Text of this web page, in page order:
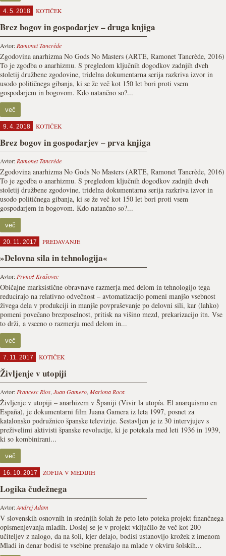
4. 5. 2018 KOTIČEK
Brez bogov in gospodarjev – druga knjiga
Avtor: Ramonet Tancrède
Zgodovina anarhizma No Gods No Masters (ARTE, Ramonet Tancrède, 2016)
To je zgodba o anarhizmu. S pregledom ključnih dogodkov zadnjih dveh
stoletij družbene zgodovine, tridelna dokumentarna serija razkriva izvor in
usodo političnega gibanja, ki se že več kot 150 let bori proti vsem
gospodarjem in bogovom. Kdo natančno so?...
več
9. 4. 2018 KOTIČEK
Brez bogov in gospodarjev – prva knjiga
Avtor: Ramonet Tancrède
Zgodovina anarhizma No Gods No Masters (ARTE, Ramonet Tancrède, 2016)
To je zgodba o anarhizmu. S pregledom ključnih dogodkov zadnjih dveh
stoletij družbene zgodovine, tridelna dokumentarna serija razkriva izvor in
usodo političnega gibanja, ki se že več kot 150 let bori proti vsem
gospodarjem in bogovom. Kdo natančno so?...
več
20. 11. 2017 PREDAVANJE
»Delovna sila in tehnologija«
Avtor: Primož Krašovec
Običajne marksistične obravnave razmerja med delom in tehnologijo tega
reducirajo na relativno odvečnost – avtomatizacijo pomeni manjšo vsebnost
živega dela v produkciji in manjše povpraševanje po delovni sili, kar (lahko)
pomeni povečano brezposelnost, pritisk na višino mezd, prekarizacijo itn. Vse
to drži, a vseeno o razmerju med delom in...
več
7. 11. 2017 KOTIČEK
Življenje v utopiji
Avtor: Francesc Rios, Juan Gamero, Mariona Roca
Življenje v utopiji – anarhizem v Španiji (Vivir la utopía. El anarquismo en
España), je dokumentarni film Juana Gamera iz leta 1997, posnet za
katalonsko podružnico španske televizije. Sestavljen je iz 30 intervjujev s
preživelimi aktivisti španske revolucije, ki je potekala med leti 1936 in 1939,
ki so kombinirani...
več
16. 10. 2017 ZOFIJA V MEDIJIH
Logika čudežnega
Avtor:Andrej Adam
V slovenskih osnovnih in srednjih šolah že peto leto poteka projekt finančnega
opismenjevanja mladih. Doslej se je v projekt vključilo že več kot 200
učiteljev z nalogo, da na šoli, kjer delajo, bodisi ustanovijo krožek z imenom
Mladi in denar bodisi te vsebine prenašajo na mlade v okviru šolskih...